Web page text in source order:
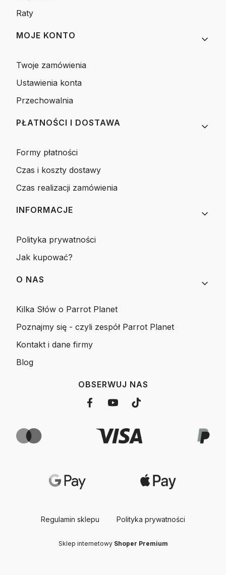
Raty
MOJE KONTO
Twoje zamówienia
Ustawienia konta
Przechowalnia
PŁATNOŚCI I DOSTAWA
Formy płatności
Czas i koszty dostawy
Czas realizacji zamówienia
INFORMACJE
Polityka prywatności
Jak kupować?
O NAS
Kilka Słów o Parrot Planet
Poznajmy się - czyli zespół Parrot Planet
Kontakt i dane firmy
Blog
OBSERWUJ NAS
Regulamin sklepu Polityka prywatności
Sklep internetowy Shoper Premium